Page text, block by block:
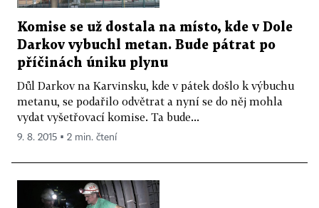
Komise se už dostala na místo, kde v Dole
Darkov vybuchl metan. Bude pátrat po
příčinách úniku plynu
Důl Darkov na Karvinsku, kde v pátek došlo k výbuchu
metanu, se podařilo odvětrat a nyní se do něj mohla
vydat vyšetřovací komise. Ta bude...
9. 8. 2015 ▪ 2 min. čtení